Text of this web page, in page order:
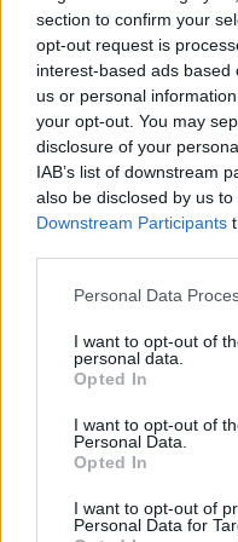
section to confirm your
opt-out request is
interest-based ads
us or personal
your opt-out. You may
disclosure of your
IAB’s list of downstream
also be disclosed by us
Downstream Participants
Personal Data
I want to opt-out of
personal data.
Opted In
I want to opt-out of
Personal Data.
Opted In
I want to opt-out of
Personal Data for